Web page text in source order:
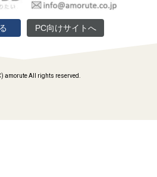
PC向けサイトへ
amorute All rights reserved.